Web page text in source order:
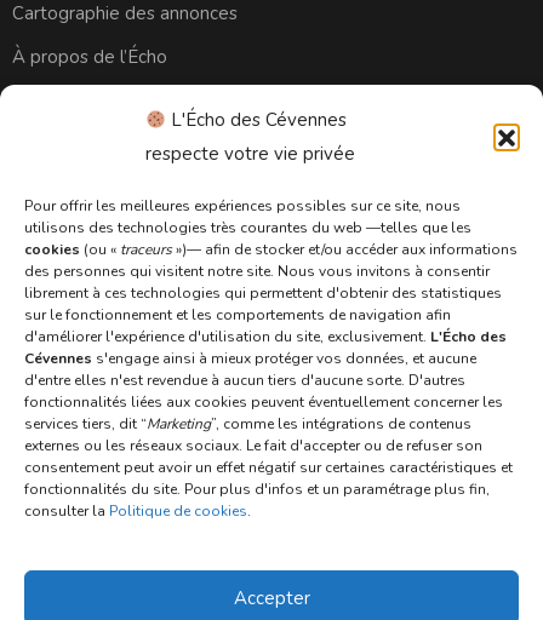
L'Écho des Cévennes
respecte votre vie privée
Pour offrir les meilleures expériences possibles sur ce site, nous
utilisons des technologies très courantes du web —telles que les
cookies (ou « traceurs»)— afin de stocker et/ou accéder aux informations
des personnes qui visitent notre site. Nous vous invitons à consentir
librement à ces technologies qui permettent d'obtenir des statistiques
sur le fonctionnement et les comportements de navigation afin
d'améliorer l'expérience d'utilisation du site, exclusivement. L'Écho des
Cévennes s'engage ainsi à mieux protéger vos données, et aucune
d'entre elles n'est revendue à aucun tiers d'aucune sorte. D'autres
fonctionnalités liées aux cookies peuvent éventuellement concerner les
services tiers, dit “Marketing”, comme les intégrations de contenus
externes ou les réseaux sociaux. Le fait d'accepter ou de refuser son
consentement peut avoir un effet négatif sur certaines caractéristiques et
fonctionnalités du site. Pour plus d'infos et un paramétrage plus fin,
consulter la Politique de cookies.
Accepter
Cartographie des annonces
À propos de l’Écho
Informations légales
Conditions générales d’utilisation
Conditions générales de vente
Politique de confidentialité
Politique de cookies
Mentions légales
Aide
Nous contacter